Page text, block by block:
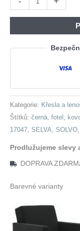
SELVA
madone
17047
Kategorie: Křesla a
Štítků: černá, fotel ,
17047, SELVA, SOLVO,
Prodlužujeme slevy
DOPRAVA
Barevné varianty